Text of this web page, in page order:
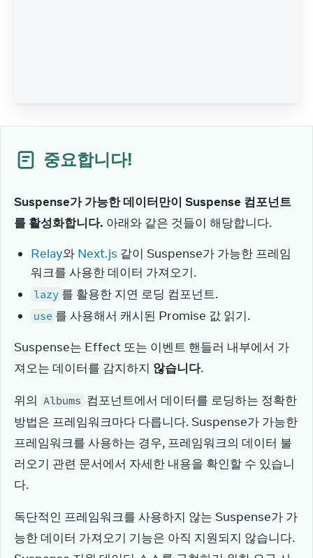
중요합니다!
Suspense가 가능한 데이터만이 Suspense 컴포넌트
를 활성화합니다. 아래와 같은 것들이 해당합니다.
Relay와 Next.js 같이 Suspense가 가능한 프레임
워크를 사용한 데이터 가져오기.
lazy 를 활용한 지연 로딩 컴포넌트.
use 를 사용해서 캐시된 Promise 값 읽기.
Suspense는 Effect 또는 이벤트 핸들러 내부에서 가
져오는 데이터를 감지하지 않습니다.
위의 Albums 컴포넌트에서 데이터를 로딩하는 정확한
방법은 프레임워크마다 다릅니다. Suspense가 가능한
프레임워크를 사용하는 경우, 프레임워크의 데이터 불
러오기 관련 문서에서 자세한 내용을 확인할 수 있습니
다.
독단적인 프레임워크를 사용하지 않는 Suspense가 가
능한 데이터 가져오기 기능은 아직 지원되지 않습니다.